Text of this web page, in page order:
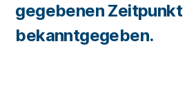
gegebenen Zeitpunkt
bekanntgegeben.